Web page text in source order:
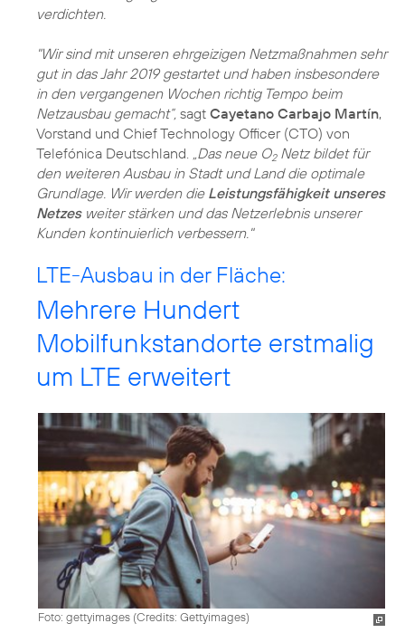
verdichten.
"Wir sind mit unseren ehrgeizigen Netzmaßnahmen sehr
gut in das Jahr 2019 gestartet und haben insbesondere
in den vergangenen Wochen richtig Tempo beim
Netzausbau gemacht“, sagt Cayetano Carbajo Martín,
Vorstand und Chief Technology Officer (CTO) von
Telefónica Deutschland.
„Das neue O2Netz bildet für
den weiteren Ausbau in Stadt und Land die optimale
Grundlage. Wir werden die Leistungsfähigkeit unseres
Netzesweiter stärken und das Netzerlebnis unserer
Kunden kontinuierlich verbessern."
LTE-Ausbau in der Fläche:
Mehrere Hundert
Mobilfunkstandorte erstmalig
um LTE erweitert
Foto: gettyimages (Credits: Gettyimages)